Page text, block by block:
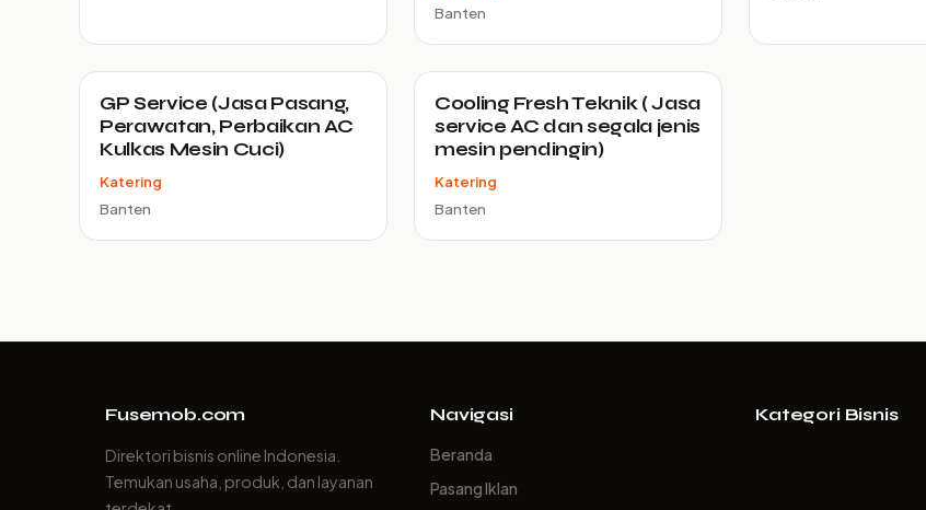
Banten
GP Service (Jasa Pasang,
Perawatan, Perbaikan AC
Kulkas Mesin Cuci)
Katering
Banten
Cooling Fresh Teknik ( Jasa
service AC dan segala jenis
mesin pendingin)
Katering
Banten
Fusemob.com
Direktori bisnis online Indonesia.
Temukan usaha, produk, dan layanan
Navigasi
Beranda
Pasang Iklan
Kategori Bisnis